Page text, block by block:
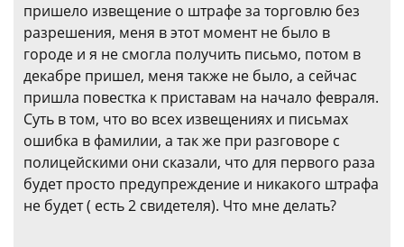
пришело извещение о штрафе за торговлю без
разрешения, меня в этот момент не было в
городе и я не смогла получить письмо, потом в
декабре пришел, меня также не было, а сейчас
пришла повестка к приставам на начало февраля.
Суть в том, что во всех извещениях и письмах
ошибка в фамилии, а так же при разговоре с
полицейскими они сказали, что для первого раза
будет просто предупреждение и никакого штрафа
не будет ( есть 2 свидетеля). Что мне делать?